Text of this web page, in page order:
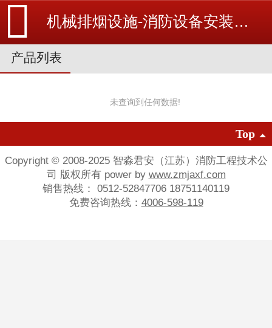
机械排烟设施-消防设备安装_北京探测器清洗_江苏消防改造维修-苏州消防工程施工安装公司-
产品列表
未查询到任何数据!
Top
Copyright © 2008-2025 智淼君安（江苏）消防工程技术公
司 版权所有 power by www.zmjaxf.com
销售热线： 0512-52847706 18751140119
免费咨询热线： 4006-598-119